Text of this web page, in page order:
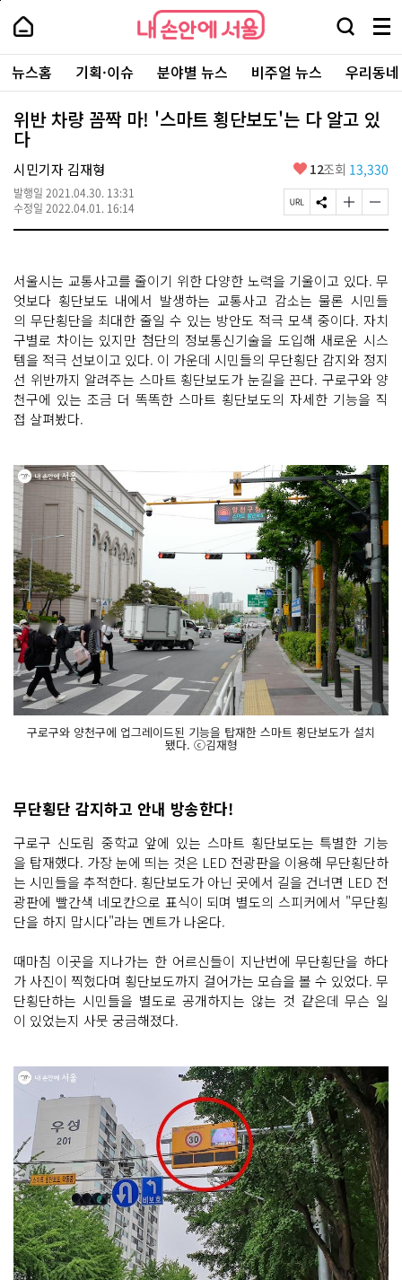
본
로
가
내
손
안
에
서
울
-
서
울
시
대
표
소
통
포
내
손
에
울
검
창
열
기
메
뉴
전
체
보
주
요
서
뉴스홈 기획·이슈 분야별 뉴스 비주얼 뉴스 우리동
위반 차량 꼼짝 마! '스마트 횡단보도'는 다 알고 있
다
시민기자 김재형
발행일 2021.04.30. 13:31
수정일 2022.04.01. 16:14
좋
요
12조회 13,330
페
이
R
L
복
사
S
N
유
하
기
글
자
게
변
경
하
기
글
자
게
변
경
하
기
서울시는 교통사고를 줄이기 위한 다양한 노력을 기울이고 있다. 무
엇보다 횡단보도 내에서 발생하는 교통사고 감소는 물론 시민들
의 무단횡단을 최대한 줄일 수 있는 방안도 적극 모색 중이다. 자치
구별로 차이는 있지만 첨단의 정보통신기술을 도입해 새로운 시스
템을 적극 선보이고 있다. ​이 가운데 시민들의 무단횡단 감지와 정지
선 위반까지 알려주는 스마트 횡단보도가 눈길을 끈다. 구로구와 양
천구에 있는 조금 더 똑똑한 스마트 횡단보도의 자세한 기능을 직
접 살펴봤다.
구로구와 양천구에 업그레이드된 기능을 탑재한 스마트 횡단보도가 설치
됐다. ⓒ김재형
무단횡단 감지하고 안내 방송한다!
구로구 ​​​신도림 중학교 앞에 있는 스마트 횡단보도는 특별한 기능
을 탑재했다. 가장 눈에 띄는 것은 LED 전광판을 이용해 무단횡단하
는 시민들을 추적한다. 횡단보도가 아닌 곳에서 길을 건너면 LED 전
광판에 빨간색 네모칸으로 표식이 되며 별도의 스피커에서 "무단횡
단을 하지 맙시다"라는 멘트가 나온다.
때마침 이곳을 지나가는 한 어르신들이 지난번에 무단횡단을 하다
가 사진이 찍혔다며 횡단보도까지 걸어가는 모습을 볼 수 있었다. 무
단횡단하는 시민들을 별도로 공개하지는 않는 것 같은데 무슨 일
이 있었는지 사뭇 궁금해졌다.
페
상
단
로